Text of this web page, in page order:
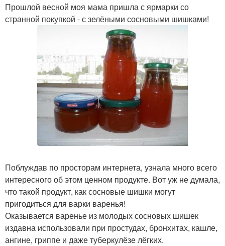
Прошлой весной моя мама пришла с ярмарки со
странной покупкой - с зелёными сосновыми шишками!
Поблуждав по просторам интернета, узнала много всего
интересного об этом ценном продукте. Вот уж не думала,
что такой продукт, как сосновые шишки могут
пригодиться для варки варенья!
Оказывается варенье из молодых сосновых шишек
издавна использовали при простудах, бронхитах, кашле,
ангине, гриппе и даже туберкулёзе лёгких.